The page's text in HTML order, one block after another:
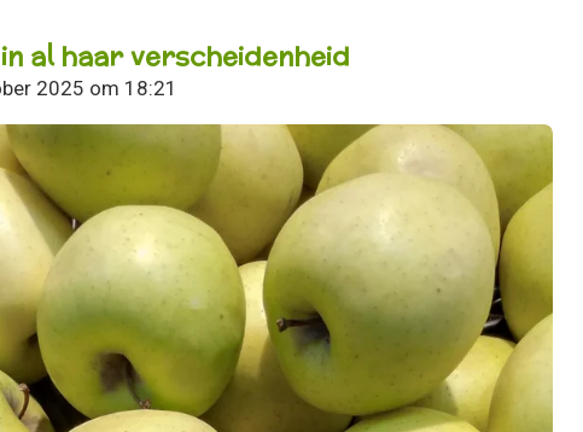
al haar verscheidenheid
2025 om 18:21